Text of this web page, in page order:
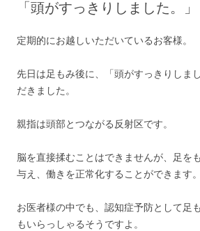
「頭がすっきりしました。」
定期的にお越しいただいているお客様。
先日は足もみ後に、「頭がすっきりしま
だきました。
親指は頭部とつながる反射区です。
脳を直接揉むことはできませんが、足を
与え、働きを正常化することができます。
お医者様の中でも、認知症予防として足
もいらっしゃるそうですよ。